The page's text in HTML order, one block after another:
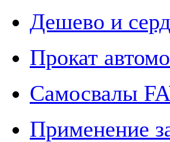
Дешево и
Прокат
Самосвалы
Применение